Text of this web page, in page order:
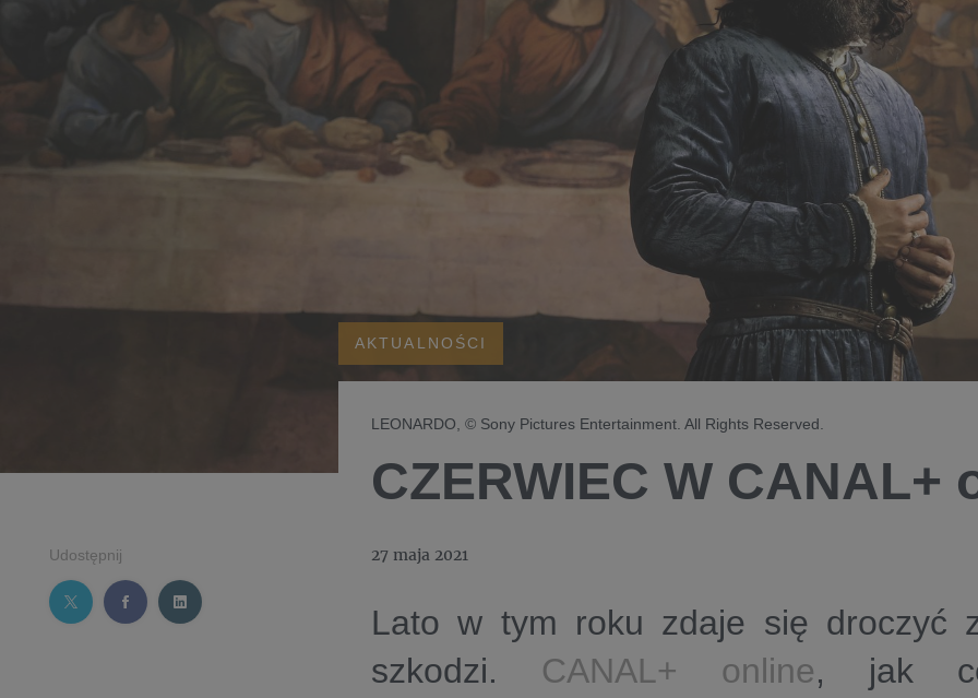
Udostępnij
AKTUALNOŚCI
LEONARDO, © Sony Pictures Entertainment. All Rights Reserved.
CZERWIEC W CANAL+
27 maja 2021
Lato w tym roku zdaje się droczyć
szkodzi. CANAL+ online, jak